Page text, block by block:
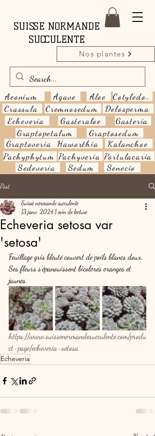
SUISSE NORMANDE
SUCCULENTE
Nos plantes
Aeonium Agave Aloe
Cotyledon
Crassula
Cremnosedum
Delosperma
Echeveria
Gasteraloe
Gasteria
Graptopetalum
Graptosedum
Graptoveria Haworthia
Kalanchoe
Pachyphytum Pachyveria
Sedeveria
Sedum
Portulacaria
Senecio
Post
Echeveria setosa var
'setosa'
Suisse normande succulente
13 janv. 2024 1 min de lecture
Feuillage gris bleuté couvert de poils blancs doux.
Ses fleurs s'épanouissent bicolores oranges et
jaunes.
https://www.suissenormandesucculente.com/produ
ct-page/echeveria-setosa
Echeveria